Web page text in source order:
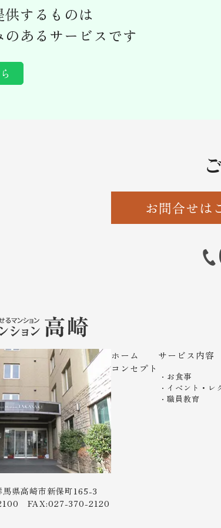
するものは
のあるサービスです
お問合せは
県高崎市新保町165-3
FAX:027-370-2120
ホーム
コンセプト
サービス内容
お食事
イベント・レ
職員教育